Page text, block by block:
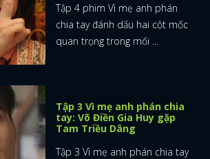
Tập 4 phim Vì mẹ anh phán
chia tay đánh dấu hai cột mốc
quan trọng trong mối ...
Tập 3 Vì mẹ anh phán chia
tay: Võ Điền Gia Huy gặp
Tam Triều Dâng
Tập 3 Vì mẹ anh phán chia tay